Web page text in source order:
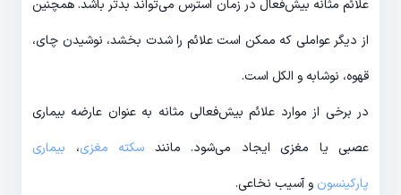
علائم مثانه ‌بیش‌فعال در زمان استرس می‌تواند بدتر باشد. همچنین
از دیگر عواملی که ممکن است علائم را شدت بخشد، نوشیدن چای،
قهوه، نوشابه و الکل است.
در برخی از موارد علائم ‌بیش‌فعالی مثانه به عنوان عارضه بیماری
عصبی یا مغزی ایجاد می‌شود. مانند سکته مغزی، بیماری
پارکینسون و آسیب نخاعی.